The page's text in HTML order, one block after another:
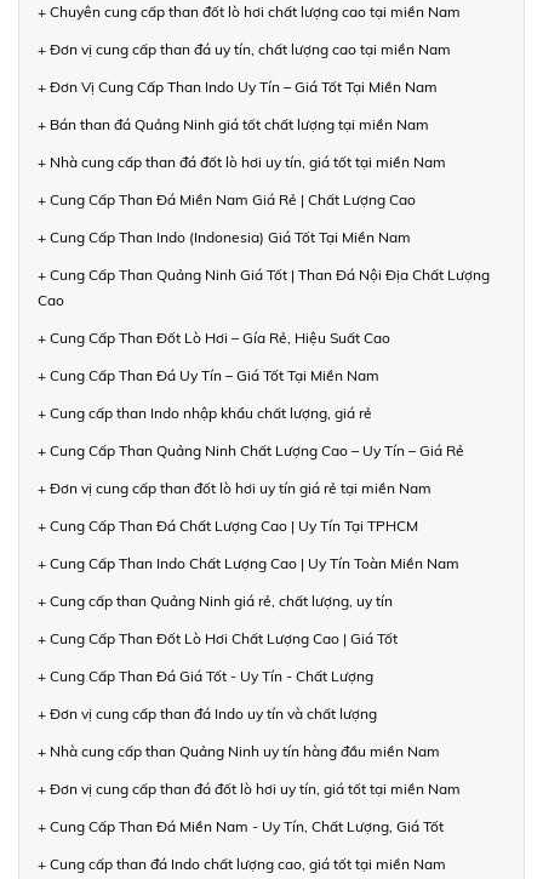
+ Chuyên cung cấp than đốt lò hơi chất lượng cao tại miền Nam
+ Đơn vị cung cấp than đá uy tín, chất lượng cao tại miền Nam
+ Đơn Vị Cung Cấp Than Indo Uy Tín – Giá Tốt Tại Miền Nam
+ Bán than đá Quảng Ninh giá tốt chất lượng tại miền Nam
+ Nhà cung cấp than đá đốt lò hơi uy tín, giá tốt tại miền Nam
+ Cung Cấp Than Đá Miền Nam Giá Rẻ | Chất Lượng Cao
+ Cung Cấp Than Indo (Indonesia) Giá Tốt Tại Miền Nam
+ Cung Cấp Than Quảng Ninh Giá Tốt | Than Đá Nội Địa Chất Lượng
Cao
+ Cung Cấp Than Đốt Lò Hơi – Gía Rẻ, Hiệu Suất Cao
+ Cung Cấp Than Đá Uy Tín – Giá Tốt Tại Miền Nam
+ Cung cấp than Indo nhập khẩu chất lượng, giá rẻ
+ Cung Cấp Than Quảng Ninh Chất Lượng Cao – Uy Tín – Giá Rẻ
+ Đơn vị cung cấp than đốt lò hơi uy tín giá rẻ tại miền Nam
+ Cung Cấp Than Đá Chất Lượng Cao | Uy Tín Tại TPHCM
+ Cung Cấp Than Indo Chất Lượng Cao | Uy Tín Toàn Miền Nam
+ Cung cấp than Quảng Ninh giá rẻ, chất lượng, uy tín
+ Cung Cấp Than Đốt Lò Hơi Chất Lượng Cao | Giá Tốt
+ Cung Cấp Than Đá Giá Tốt - Uy Tín - Chất Lượng
+ Đơn vị cung cấp than đá Indo uy tín và chất lượng
+ Nhà cung cấp than Quảng Ninh uy tín hàng đầu miền Nam
+ Đơn vị cung cấp than đá đốt lò hơi uy tín, giá tốt tại miền Nam
+ Cung Cấp Than Đá Miền Nam - Uy Tín, Chất Lượng, Giá Tốt
+ Cung cấp than đá Indo chất lượng cao, giá tốt tại miền Nam